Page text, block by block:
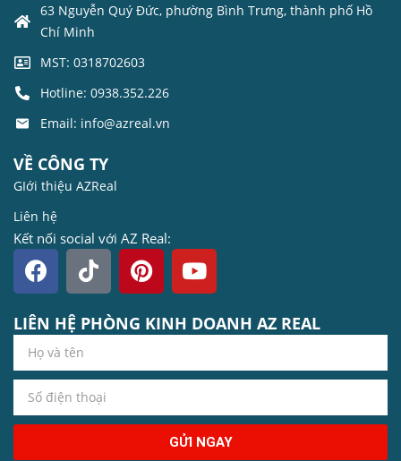
63 Nguyễn Quý Đức, phường Bình Trưng, thành phố Hồ
Chí Minh
MST: 0318702603
Hotline: 0938.352.226
Email: info@azreal.vn
VỀ CÔNG TY
GIới thiệu AZReal
Liên hệ
Kết nối social với AZ Real:
LIÊN HỆ PHÒNG KINH DOANH AZ REAL
GỬI NGAY